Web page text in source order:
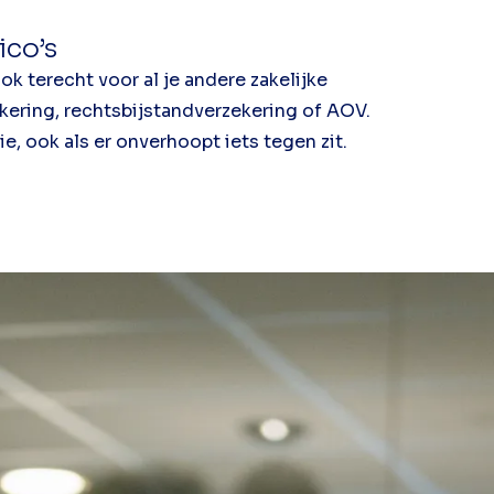
terecht voor al je andere zakelijke
rechtsbijstandverzekering of AOV.
ook als er onverhoopt iets tegen zit.